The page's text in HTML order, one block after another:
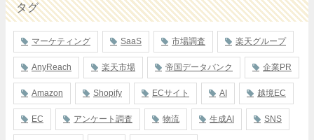
タグ
マーケティング SaaS 市場調査 楽天グループ
AnyReach 楽天市場 帝国データバンク 企業PR
Amazon Shopify ECサイト AI 越境EC
EC アンケート調査 物流 生成AI SNS